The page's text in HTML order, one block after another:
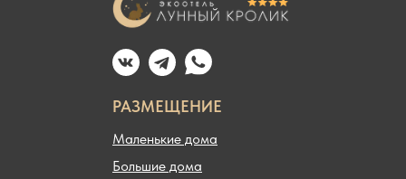
РАЗМЕЩЕНИЕ
Маленькие дома
Большие дома